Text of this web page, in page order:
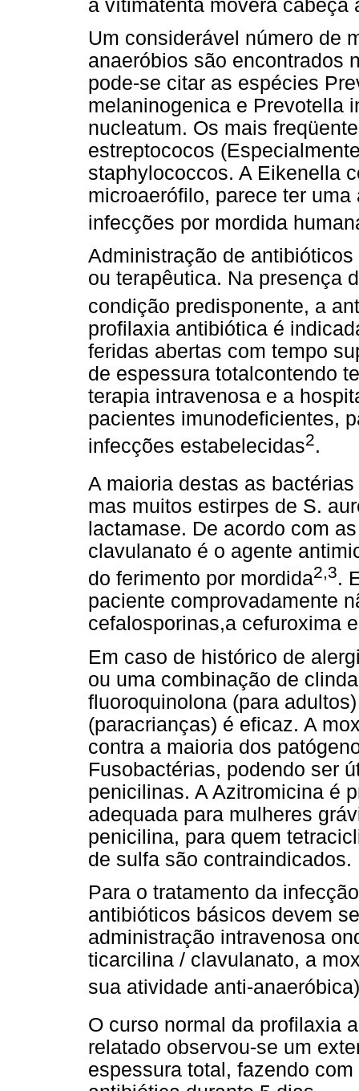
a vítimatenta movera cabeça
Um considerável número de
anaeróbios são encontrados
pode-se citar as espécies
melaninogenica e Prevotella
nucleatum. Os mais
estreptococos
staphylococcos. A Eikenella
microaerófilo, parece ter
infecções por mordida
Administração de
ou terapêutica. Na presença
condição predisponente, a
profilaxia antibiótica é
feridas abertas com tempo
de espessura totalcontendo
terapia intravenosa e a
pacientes imunodeficientes,
infecções estabelecidas2.
A maioria destas as
mas muitos estirpes de S.
lactamase. De acordo com
clavulanato é o agente
do ferimento por mordida2,3.
paciente comprovadamente
cefalosporinas,a cefuroxima
Em caso de histórico de
ou uma combinação de
fluoroquinolona (para
(paracrianças) é eficaz. A
contra a maioria dos
Fusobactérias, podendo ser
penicilinas. A Azitromicina é
adequada para mulheres
penicilina, para quem
de sulfa são contraindicados.
Para o tratamento da
antibióticos básicos devem
administração intravenosa
ticarcilina / clavulanato, a
sua atividade anti-
O curso normal da profilaxia
relatado observou-se um
espessura total, fazendo